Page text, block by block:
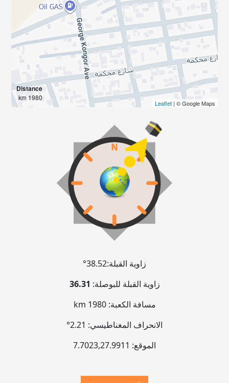
Distance
1980 km
Leaflet| © Google Maps
زاوية القبلة:38.52°
زاوية القبلة للبوصلة: 36.31
مسافة الكعبة:1980 km
الانحراف المغناطيسي: 2.21°
الموقع:
7.7023,27.9911